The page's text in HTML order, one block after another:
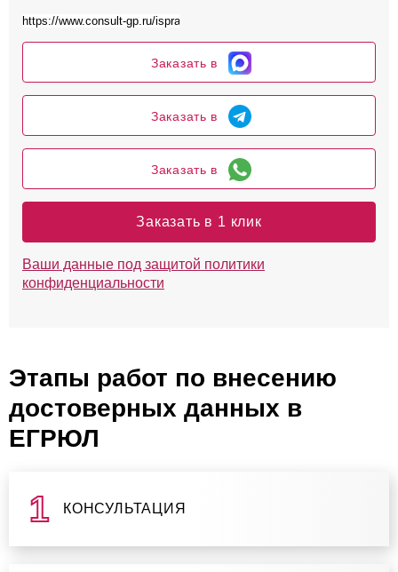
Заказать в
Заказать в
Заказать в
Заказать в 1 клик
Ваши данные под защитой политики
конфиденциальности
Этапы работ по внесению
достоверных данных в
ЕГРЮЛ
КОНСУЛЬТАЦИЯ